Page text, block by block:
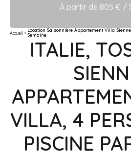
À partir de 805 € /
Accueil
Location Saisonnière Appartement Villa
Semaine
ITALIE,
VILLA, 4
PISCINE